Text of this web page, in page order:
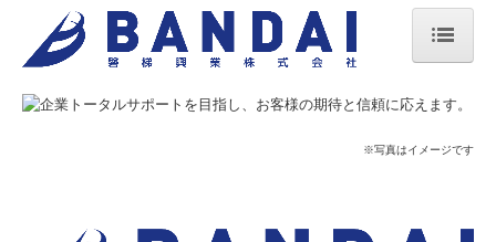
会社概要
※写真はイメージです